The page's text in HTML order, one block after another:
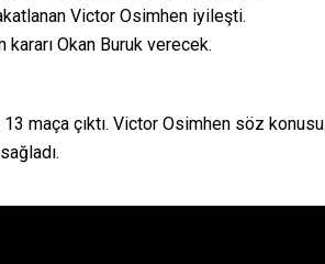
Victor Osimhen iyileşti.
Okan Buruk verecek.
maça çıktı. Victor Osimhen söz konusu